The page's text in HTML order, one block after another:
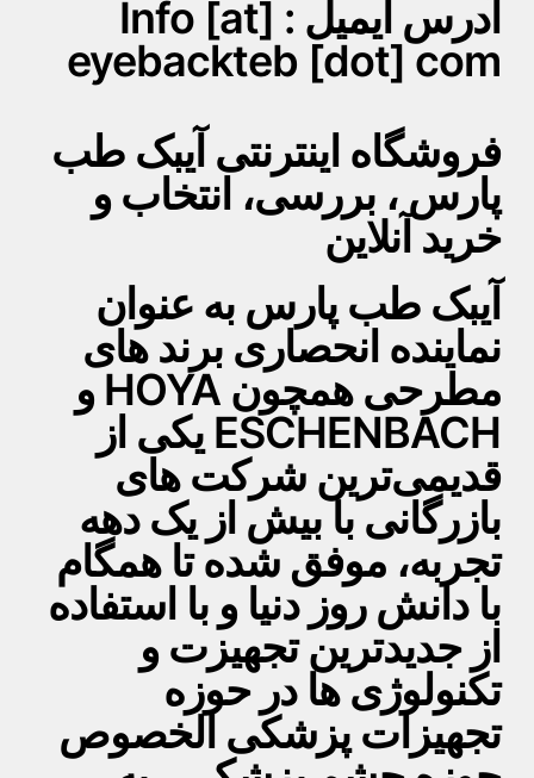
آدرس ایمیل : Info [at]
eyebackteb [dot] com
فروشگاه اینترنتی آیبک طب
پارس ، بررسی، انتخاب و
خرید آنلاین
آیبک طب پارس به عنوان
نماینده انحصاری برند های
مطرحی همچون HOYA و
ESCHENBACH یکی از
قدیمی‌ترین شرکت های
بازرگانی با بیش از یک دهه
تجربه، موفق شده تا همگام
با دانش روز دنیا و با استفاده
از جدیدترین تجهیزت و
تکنولوژی ها در حوزه
تجهیزات پزشکی الخصوص